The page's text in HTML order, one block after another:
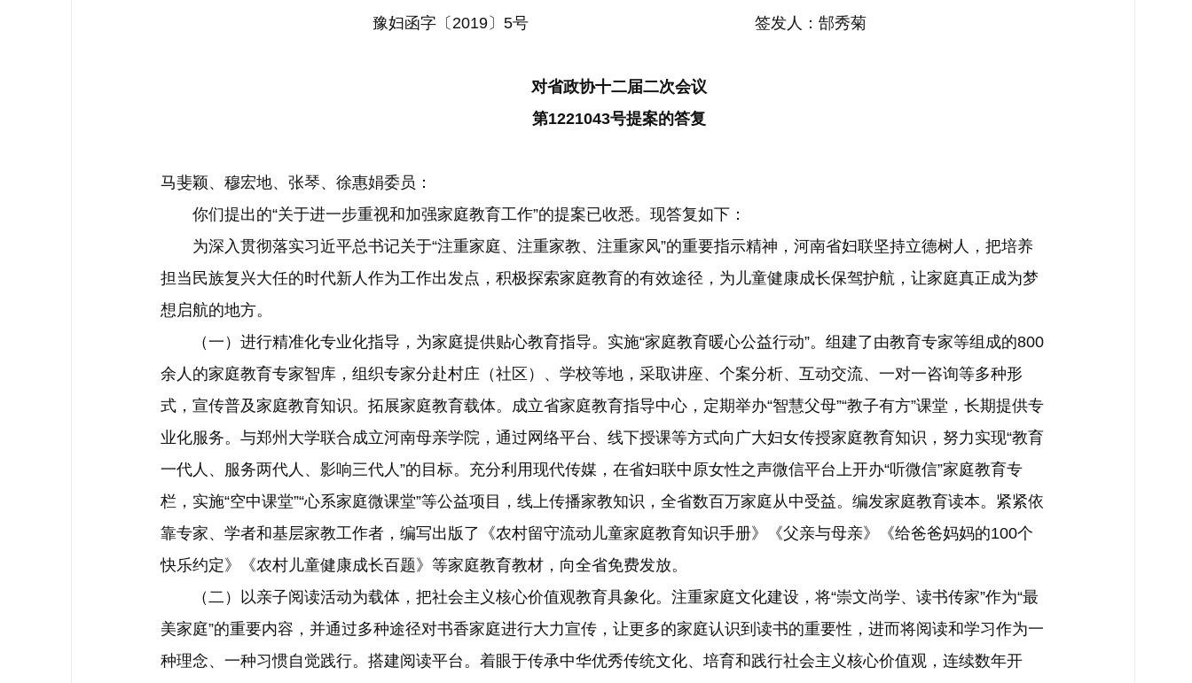
豫妇函字〔2019〕5号 签发人：郜秀菊
对省政协十二届二次会议
第1221043号提案的答复
马斐颖、穆宏地、张琴、徐惠娟委员：
你们提出的“关于进一步重视和加强家庭教育工作”的提案已收悉。现答复如下：
为深入贯彻落实习近平总书记关于“注重家庭、注重家教、注重家风”的重要指示精神，河南省妇联坚持立德树人，把培养
担当民族复兴大任的时代新人作为工作出发点，积极探索家庭教育的有效途径，为儿童健康成长保驾护航，让家庭真正成为梦
想启航的地方。
（一）进行精准化专业化指导，为家庭提供贴心教育指导。实施“家庭教育暖心公益行动”。组建了由教育专家等组成的800
余人的家庭教育专家智库，组织专家分赴村庄（社区）、学校等地，采取讲座、个案分析、互动交流、一对一咨询等多种形
式，宣传普及家庭教育知识。拓展家庭教育载体。成立省家庭教育指导中心，定期举办“智慧父母”“教子有方”课堂，长期提供专
业化服务。与郑州大学联合成立河南母亲学院，通过网络平台、线下授课等方式向广大妇女传授家庭教育知识，努力实现“教育
一代人、服务两代人、影响三代人”的目标。充分利用现代传媒，在省妇联中原女性之声微信平台上开办“听微信”家庭教育专
栏，实施“空中课堂”“心系家庭微课堂”等公益项目，线上传播家教知识，全省数百万家庭从中受益。编发家庭教育读本。紧紧依
靠专家、学者和基层家教工作者，编写出版了《农村留守流动儿童家庭教育知识手册》《父亲与母亲》《给爸爸妈妈的100个
快乐约定》《农村儿童健康成长百题》等家庭教育教材，向全省免费发放。
（二）以亲子阅读活动为载体，把社会主义核心价值观教育具象化。注重家庭文化建设，将“崇文尚学、读书传家”作为“最
美家庭”的重要内容，并通过多种途径对书香家庭进行大力宣传，让更多的家庭认识到读书的重要性，进而将阅读和学习作为一
种理念、一种习惯自觉践行。搭建阅读平台。着眼于传承中华优秀传统文化、培育和践行社会主义核心价值观，连续数年开